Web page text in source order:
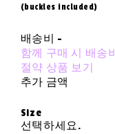
(buckles included)
배송비 -
함께 구매 시 배송비
절약 상품 보기
추가 금액
Size
선택하세요.